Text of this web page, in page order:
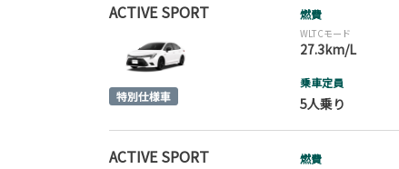
ACTIVE SPORT 燃費
WLTCモード
27.3km/L
乗車定員
5人乗り
ACTIVE SPORT 燃費